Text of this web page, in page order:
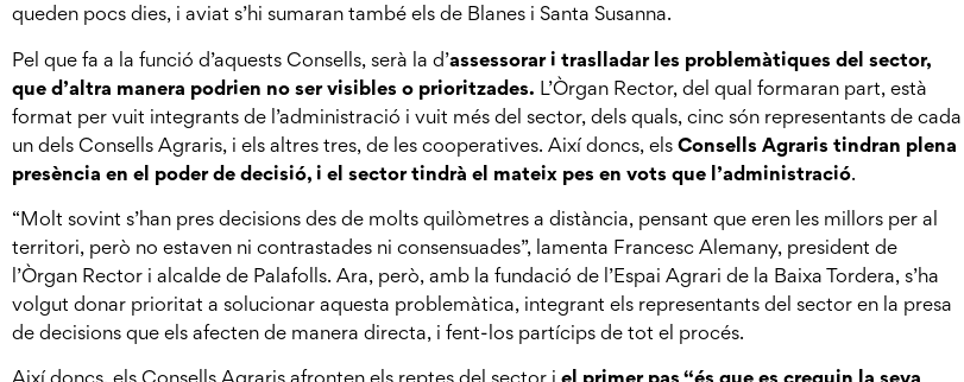
queden pocs dies, i aviat s’hi sumaran també els de Blanes i Santa Susanna.
Pel que fa a la funció d’aquests Consells, serà la d’assessorar i traslladar les problemàtiques del sector,
que d’altra manera podrien no ser visibles o prioritzades. L’Òrgan Rector, del qual formaran part, està
format per vuit integrants de l’administració i vuit més del sector, dels quals, cinc són representants de cada
un dels Consells Agraris, i els altres tres, de les cooperatives. Així doncs, els Consells Agraris tindran plena
presència en el poder de decisió, i el sector tindrà el mateix pes en vots que l’administració.
“Molt sovint s’han pres decisions des de molts quilòmetres a distància, pensant que eren les millors per al
territori, però no estaven ni contrastades ni consensuades”, lamenta Francesc Alemany, president de
l’Òrgan Rector i alcalde de Palafolls. Ara, però, amb la fundació de l’Espai Agrari de la Baixa Tordera, s’ha
volgut donar prioritat a solucionar aquesta problemàtica, integrant els representants del sector en la presa
de decisions que els afecten de manera directa, i fent-los partícips de tot el procés.